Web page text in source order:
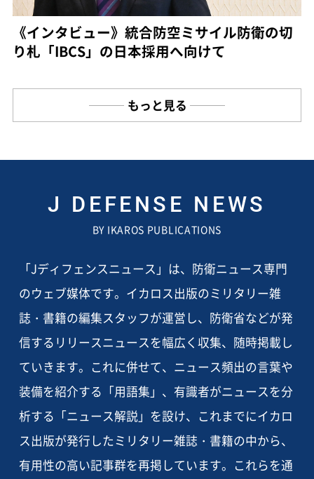
《インタビュー》統合防空ミサイル防衛の切
り札「IBCS」の日本採用へ向けて
もっと見る
J DEFENSE NEWS
BY IKAROS PUBLICATIONS
「Jディフェンスニュース」は、防衛ニュース専門
のウェブ媒体です。イカロス出版のミリタリー雑
誌・書籍の編集スタッフが運営し、防衛省などが発
信するリリースニュースを幅広く収集、随時掲載し
ていきます。これに併せて、ニュース頻出の言葉や
装備を紹介する「用語集」、有識者がニュースを分
析する「ニュース解説」を設け、これまでにイカロ
ス出版が発行したミリタリー雑誌・書籍の中から、
有用性の高い記事群を再掲しています。これらを通